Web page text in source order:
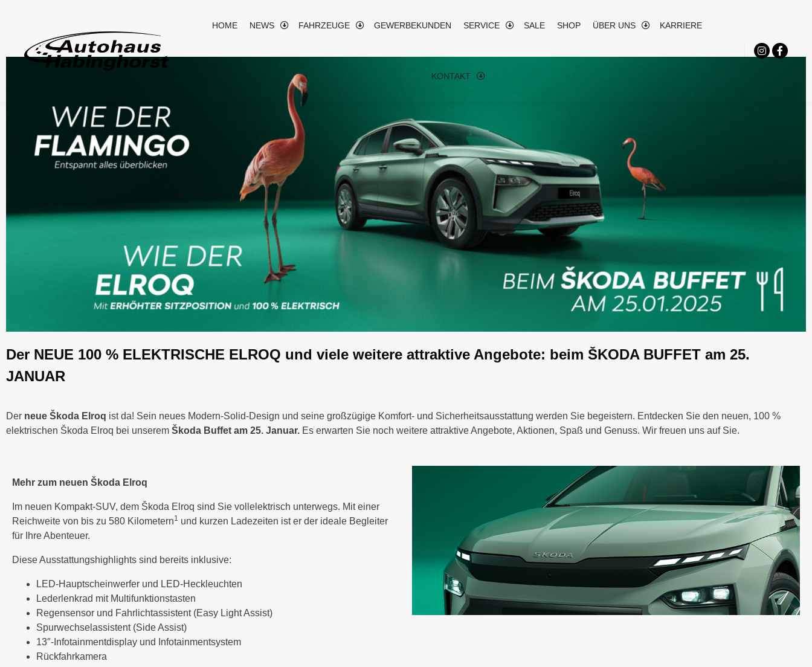
HOME NEWS FAHRZEUGE GEWERBEKUNDEN SERVICE SALE SHOP ÜBER UNS KARRIERE
KONTAKT
Der NEUE 100 % ELEKTRISCHE ELROQ und viele weitere attraktive Angebote: beim ŠKODA BUFFET am 25.
JANUAR
Der neue Škoda Elroq ist da! Sein neues Modern-Solid-Design und seine großzügige Komfort- und Sicherheitsausstattung werden Sie begeistern. Entdecken Sie den neuen, 100 %
elektrischen Škoda Elroq bei unserem Škoda Buffet am 25. Januar. Es erwarten Sie noch weitere attraktive Angebote, Aktionen, Spaß und Genuss. Wir freuen uns auf Sie.
Mehr zum neuen Škoda Elroq
Im neuen Kompakt-SUV, dem Škoda Elroq sind Sie vollelektrisch unterwegs. Mit einer
Reichweite von bis zu 580 Kilometern1 und kurzen Ladezeiten ist er der ideale Begleiter
für Ihre Abenteuer.
Diese Ausstattungshighlights sind bereits inklusive:
LED-Hauptscheinwerfer und LED-Heckleuchten
Lederlenkrad mit Multifunktionstasten
Regensensor und Fahrlichtassistent (Easy Light Assist)
Spurwechselassistent (Side Assist)
13″-Infotainmentdisplay und Infotainmentsystem
Rückfahrkamera